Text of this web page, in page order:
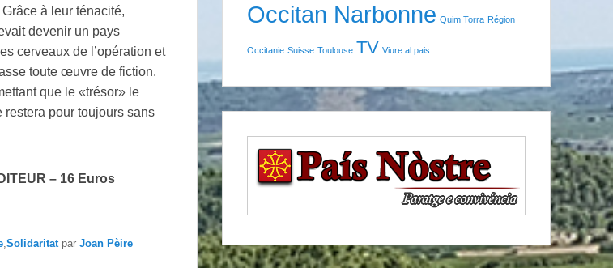
à leur ténacité,
devenir un pays
cerveaux de l’opération et
toute œuvre de fiction.
que le «trésor» le
pour toujours sans
– 16 Euros
Solidaritat par Joan Pèire
Occitan Narbonne Quim Torra Région
Occitanie Suisse Toulouse TV Viure al pais